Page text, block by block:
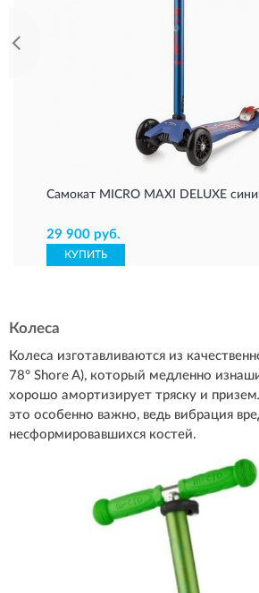
Самокат MICRO MAXI DELUXE
29 900 руб.
КУПИТЬ
Колеса
Колеса изготавливаются из
78° Shore A), который медленно
хорошо амортизирует тряску и
это особенно важно, ведь вибрация
несформировавшихся костей.